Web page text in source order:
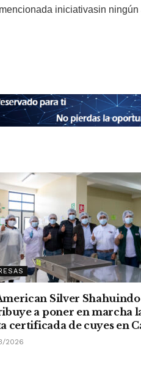
iniciativasin
Silver Shahuindo
a poner en marcha
certificada de cuyes en
2026